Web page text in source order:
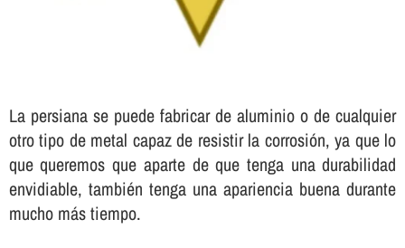
La persiana se puede fabricar de aluminio o de cualquier
otro tipo de metal capaz de resistir la corrosión, ya que lo
que queremos que aparte de que tenga una durabilidad
envidiable, también tenga una apariencia buena durante
mucho más tiempo.